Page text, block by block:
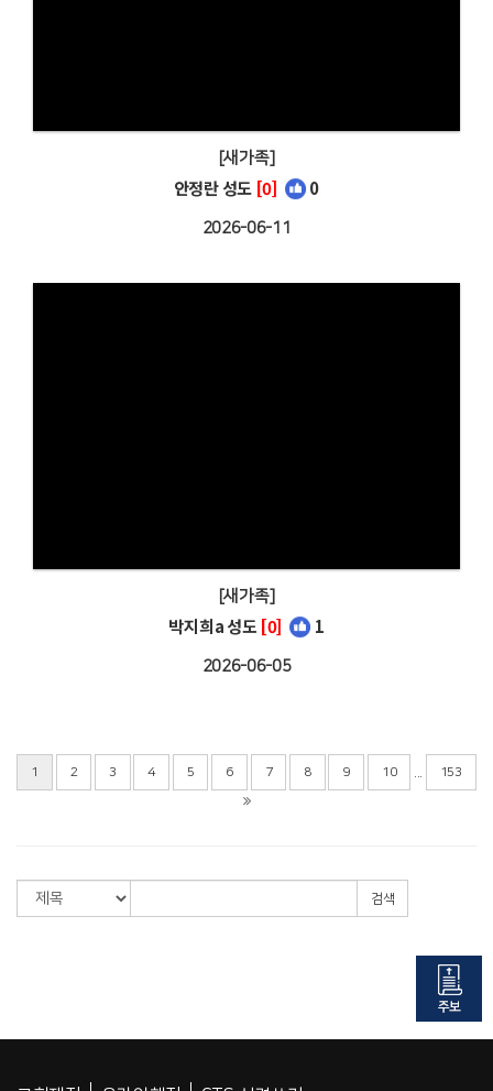
[새가족]
안정란 성도 [0] 0
2026-06-11
[새가족]
박지희a 성도 [0] 1
2026-06-05
1 2 3 4 5 6 7 8 9 10 153
검색